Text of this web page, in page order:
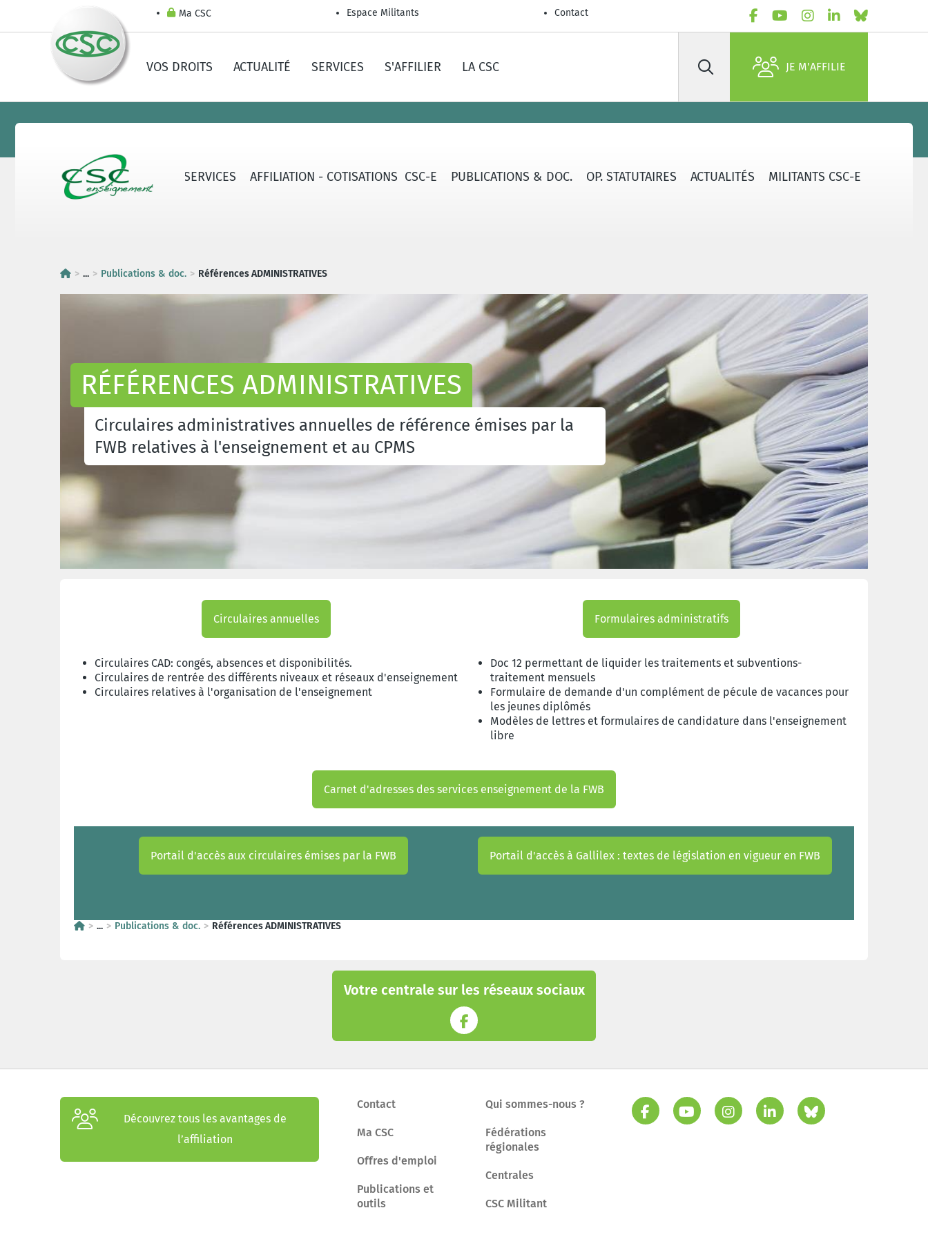
Ma CSC Espace Militants Contact
VOS DROITS ACTUALITÉ SERVICES S'AFFILIER LA CSC Rechercher JE M'AFFILIE
LA CSC-E CONTACTS & SERVICES AFFILIATION - COTISATIONS CSC-E PUBLICATIONS & DOC. OP. STATUTAIRES ACTUALITÉS MILITANTS CSC-E
... Publications & doc. Références ADMINISTRATIVES
RÉFÉRENCES ADMINISTRATIVES
Circulaires administratives annuelles de référence émises par la
FWB relatives à l'enseignement et au CPMS
Circulaires annuelles
Circulaires CAD: congés, absences et disponibilités.
Circulaires de rentrée des différents niveaux et réseaux d'enseignement
Circulaires relatives à l'organisation de l'enseignement
Formulaires administratifs
Doc 12 permettant de liquider les traitements et subventions-
traitement mensuels
Formulaire de demande d'un complément de pécule de vacances pour
les jeunes diplômés
Modèles de lettres et formulaires de candidature dans l'enseignement
libre
Carnet d'adresses des services enseignement de la FWB
Portail d'accès aux circulaires émises par la FWB Portail d'accès à Gallilex : textes de législation en vigueur en FWB
... Publications & doc. Références ADMINISTRATIVES
Votre centrale sur les réseaux sociaux
Découvrez tous les avantages de
l’affiliation
Contact
Ma CSC
Offres d'emploi
Publications et
outils
Qui sommes-nous ?
Fédérations
régionales
Centrales
CSC Militant